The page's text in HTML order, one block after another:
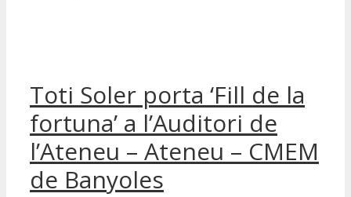
Toti Soler porta ‘Fill de la
fortuna’ a l’Auditori de
l’Ateneu – Ateneu – CMEM
de Banyoles